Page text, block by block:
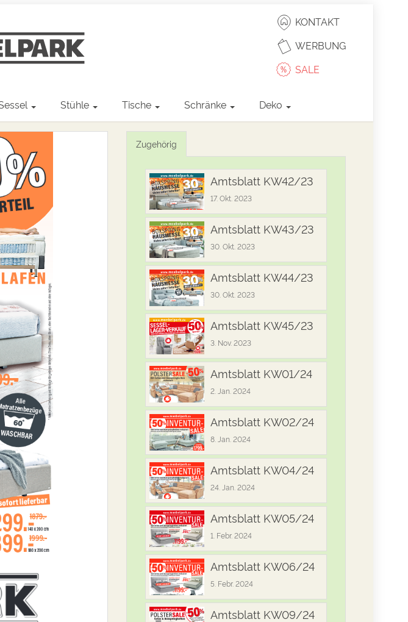
KONTAKT
WERBUNG
SALE
Stühle Tische Schränke Deko
Zugehörig
Amtsblatt KW42/23
17. Okt. 2023
Amtsblatt KW43/23
30. Okt. 2023
Amtsblatt KW44/23
30. Okt. 2023
Amtsblatt KW45/23
3. Nov. 2023
Amtsblatt KW01/24
2. Jan. 2024
Amtsblatt KW02/24
8. Jan. 2024
Amtsblatt KW04/24
24. Jan. 2024
Amtsblatt KW05/24
1. Febr. 2024
Amtsblatt KW06/24
5. Febr. 2024
Amtsblatt KW09/24